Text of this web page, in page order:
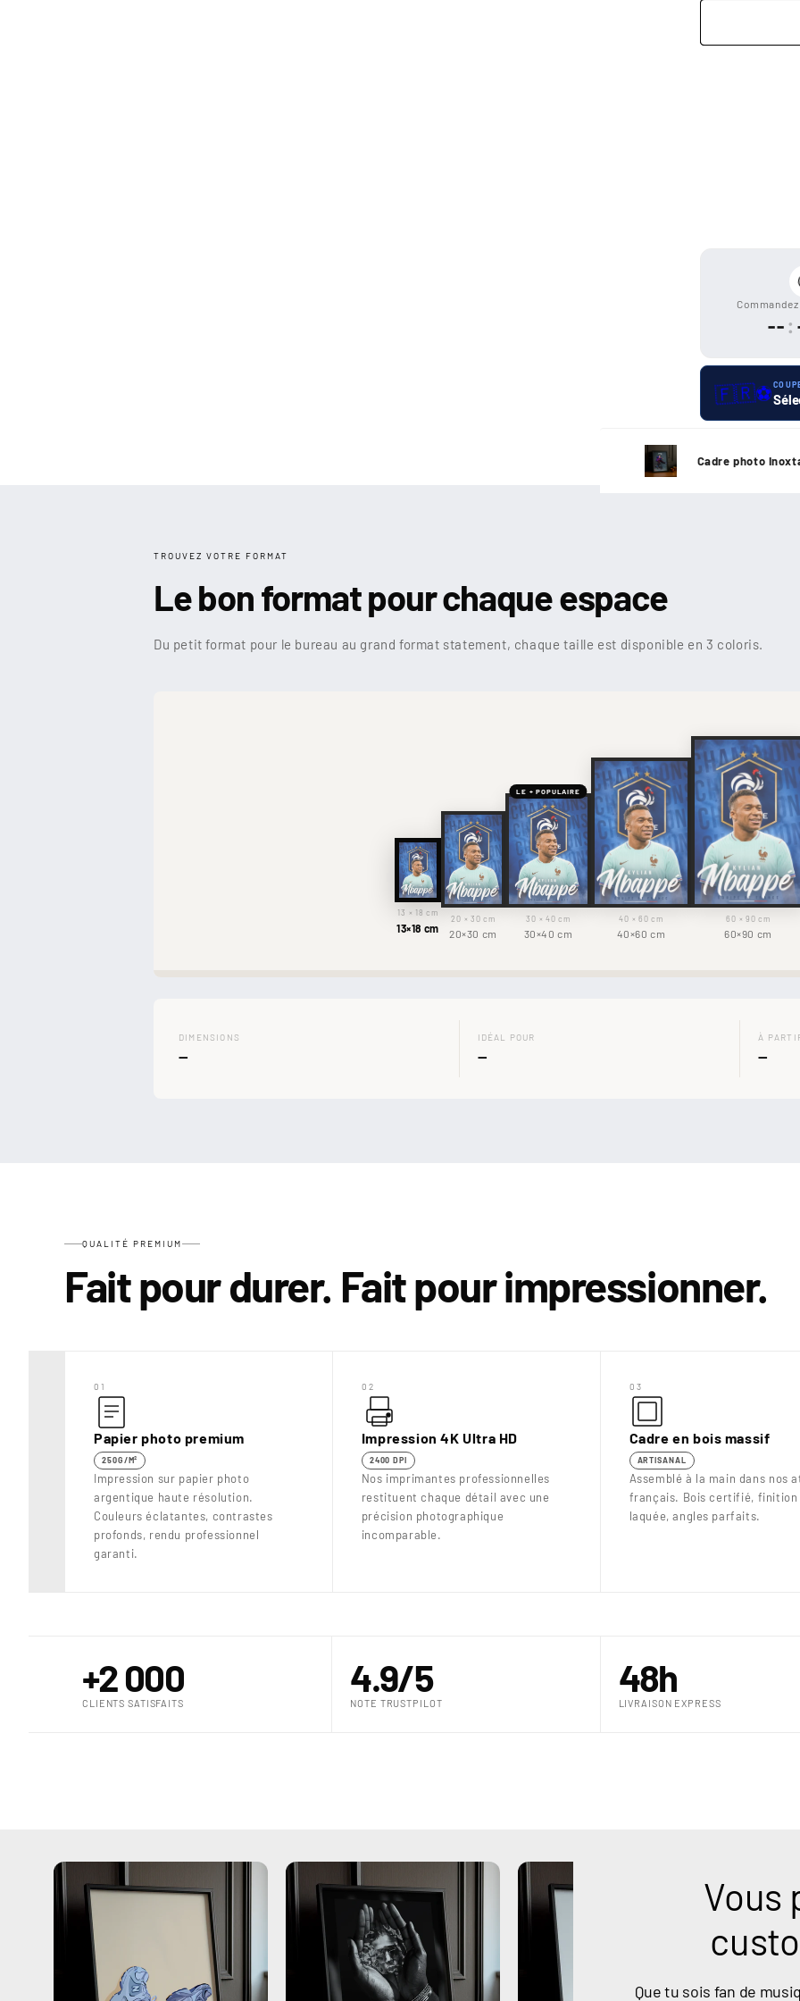
--:
🇫🇷⚽
Cadre photo
TROUVEZ VOTRE FORMAT
Le bon format pour chaque espace
Du petit format pour le bureau au grand format statement, chaque taille est disponible en 3 coloris.
13 × 18 cm
13×18 cm
20 × 30 cm
20×30 cm
LE + POPULAIRE
30 × 40 cm
30×40 cm
40 × 60 cm
40×60 cm
60 × 90 cm
60×90 cm
DIMENSIONS
—
IDÉAL POUR
—
À
—
QUALITÉ PREMIUM
Fait pour durer. Fait pour impressionner.
01
Papier photo premium
250G/M²
Impression sur papier photo
argentique haute résolution.
Couleurs éclatantes, contrastes
profonds, rendu professionnel
garanti.
02
Impression 4K Ultra HD
2400 DPI
Nos imprimantes professionnelles
restituent chaque détail avec une
précision photographique
incomparable.
03
Cadre en bois massif
ARTISANAL
Assemblé à la main dans nos
français. Bois certifié, finition
laquée, angles parfaits.
+2 000
CLIENTS SATISFAITS
4.9/5
NOTE TRUSTPILOT
48h
LIVRAISON EXPRESS
Vous
Que tu sois fan de